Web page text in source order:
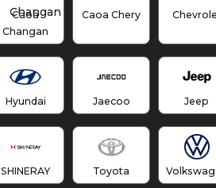
Caoa
Changan
Caoa Chery
Hyundai Jaecoo Jeep
SHINERAY Toyota